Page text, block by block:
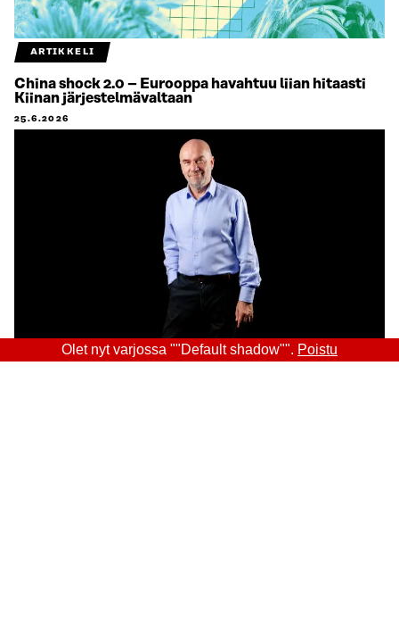
ARTIKKELI
China shock 2.0 – Eurooppa havahtuu liian hitaasti
Kiinan järjestelmävaltaan
25.6.2026
Olet nyt varjossa ""Default shadow"". Poistu